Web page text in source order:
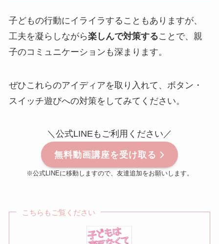
子どもの行動にイライラすることもありますが、
工夫を凝らしながら楽しんで対策することで、親
子のコミュニケーションも深まります。
ぜひこれらのアイディアを取り入れて、ボタン・
スイッチ遊びへの対策をしてみてください。
＼公式LINEもご利用ください／
無料動画講座を受け取る
※公式LINEに移動しますので、友達追加をお願いします。
こちらもご覧ください